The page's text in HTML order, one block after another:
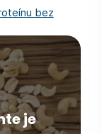
bez
je